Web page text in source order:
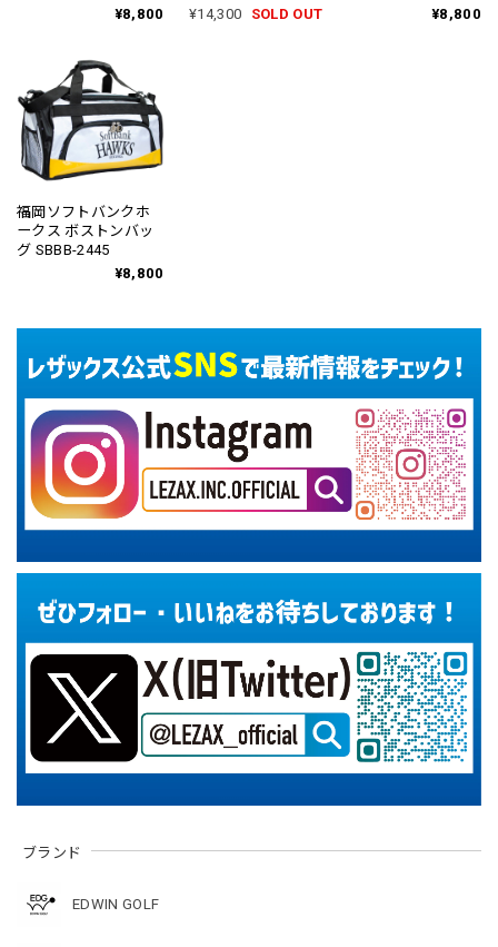
ブランド
EDWIN GOLF
¥8,800
¥14,300
SOLD OUT
¥8,800
福岡ソフトバンクホ
ークス ボストンバッ
グ SBBB-2445
¥8,800